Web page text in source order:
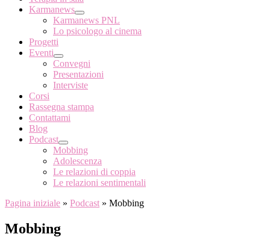
Karmanews
Karmanews PNL
Lo psicologo al cinema
Progetti
Eventi
Convegni
Presentazioni
Interviste
Corsi
Rassegna stampa
Contattami
Blog
Podcast
Mobbing
Adolescenza
Le relazioni di coppia
Le relazioni sentimentali
Pagina iniziale » Podcast » Mobbing
Mobbing